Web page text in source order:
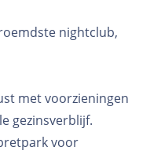
nightclub,
met voorzieningen
gezinsverblijf.
voor